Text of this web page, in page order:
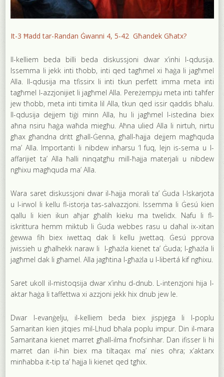
It-3 Ħadd tar-Randan Ġwanni 4, 5-42 Għandek Għatx?
Il-kelliem beda billi beda diskussjoni dwar x’inhi l-qdusija.
Issemma li jekk inti tħobb, inti qed tagħmel xi ħaġa li jagħmel
Alla. Il-qdusija ma tfissirx li inti tkun perfett imma meta inti
tagħmel l-azzjonijiet li jagħmel Alla. Pereżempju meta inti taħfer
jew tħobb, meta inti timita lil Alla, tkun qed issir qaddis bħalu.
Il-qdusija dejjem tiġi minn Alla, hu li jagħmel l-istedina biex
aħna nsiru ħaġa waħda miegħu. Aħna ulied Alla li nirtuh, nirtu
għax għandna dritt għall-Ġenna, għall-ħajja dejjem magħquda
ma’ Alla. Importanti li nibdew inħarsu ‘l fuq, lejn is-sema u l-
affarijiet ta’ Alla ħalli ninqatgħu mill-ħajja materjali u nibdew
ngħixu magħquda ma’ Alla.
Wara saret diskussjoni dwar il-ħajja morali ta’ Ġuda l-Iskarjota
u l-irwol li kellu fl-istorja tas-salvazzjoni. Issemma li Ġesú kien
qallu li kien ikun aħjar għalih kieku ma twelidx. Nafu li fl-
iskrittura hemm miktub li Ġuda webbes rasu u daħal ix-xitan
ġewwa fih biex iwettaq dak li kellu jwettaq. Ġesú pprova
jwissieh u għalhekk naraw li l-għażla kienet ta’ Ġuda; l-għażla li
jagħmel dak li għamel. Alla jagħtina l-għażla u l-libertá kif ngħixu.
Saret ukoll il-mistoqsija dwar x’inhu d-dnub. L-intenzjoni hija l-
aktar ħaġa li taffettwa xi azzjoni jekk hix dnub jew le.
Dwar l-evanġelju, il-kelliem beda biex jispjega li l-poplu
Samaritan kien jitqies mil-Lhud bħala poplu impur. Din il-mara
Samaritana kienet marret għall-ilma f’nofsinhar. Dan ifisser li hi
marret dan il-ħin biex ma tiltaqax ma’ nies oħra; x’aktarx
minħabba it-tip ta’ ħajja li kienet qed tgħix.